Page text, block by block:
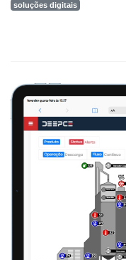
soluções digitais